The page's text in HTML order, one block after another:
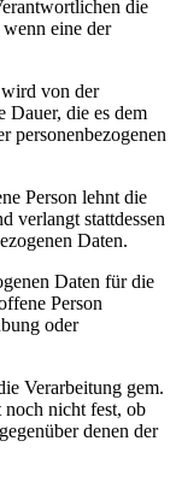
die
eine der
von der
Dauer, die es dem
personenbezogenen
Person lehnt die
verlangt stattdessen
Daten.
Daten für die
Person
oder
Verarbeitung gem.
nicht fest, ob
denen der